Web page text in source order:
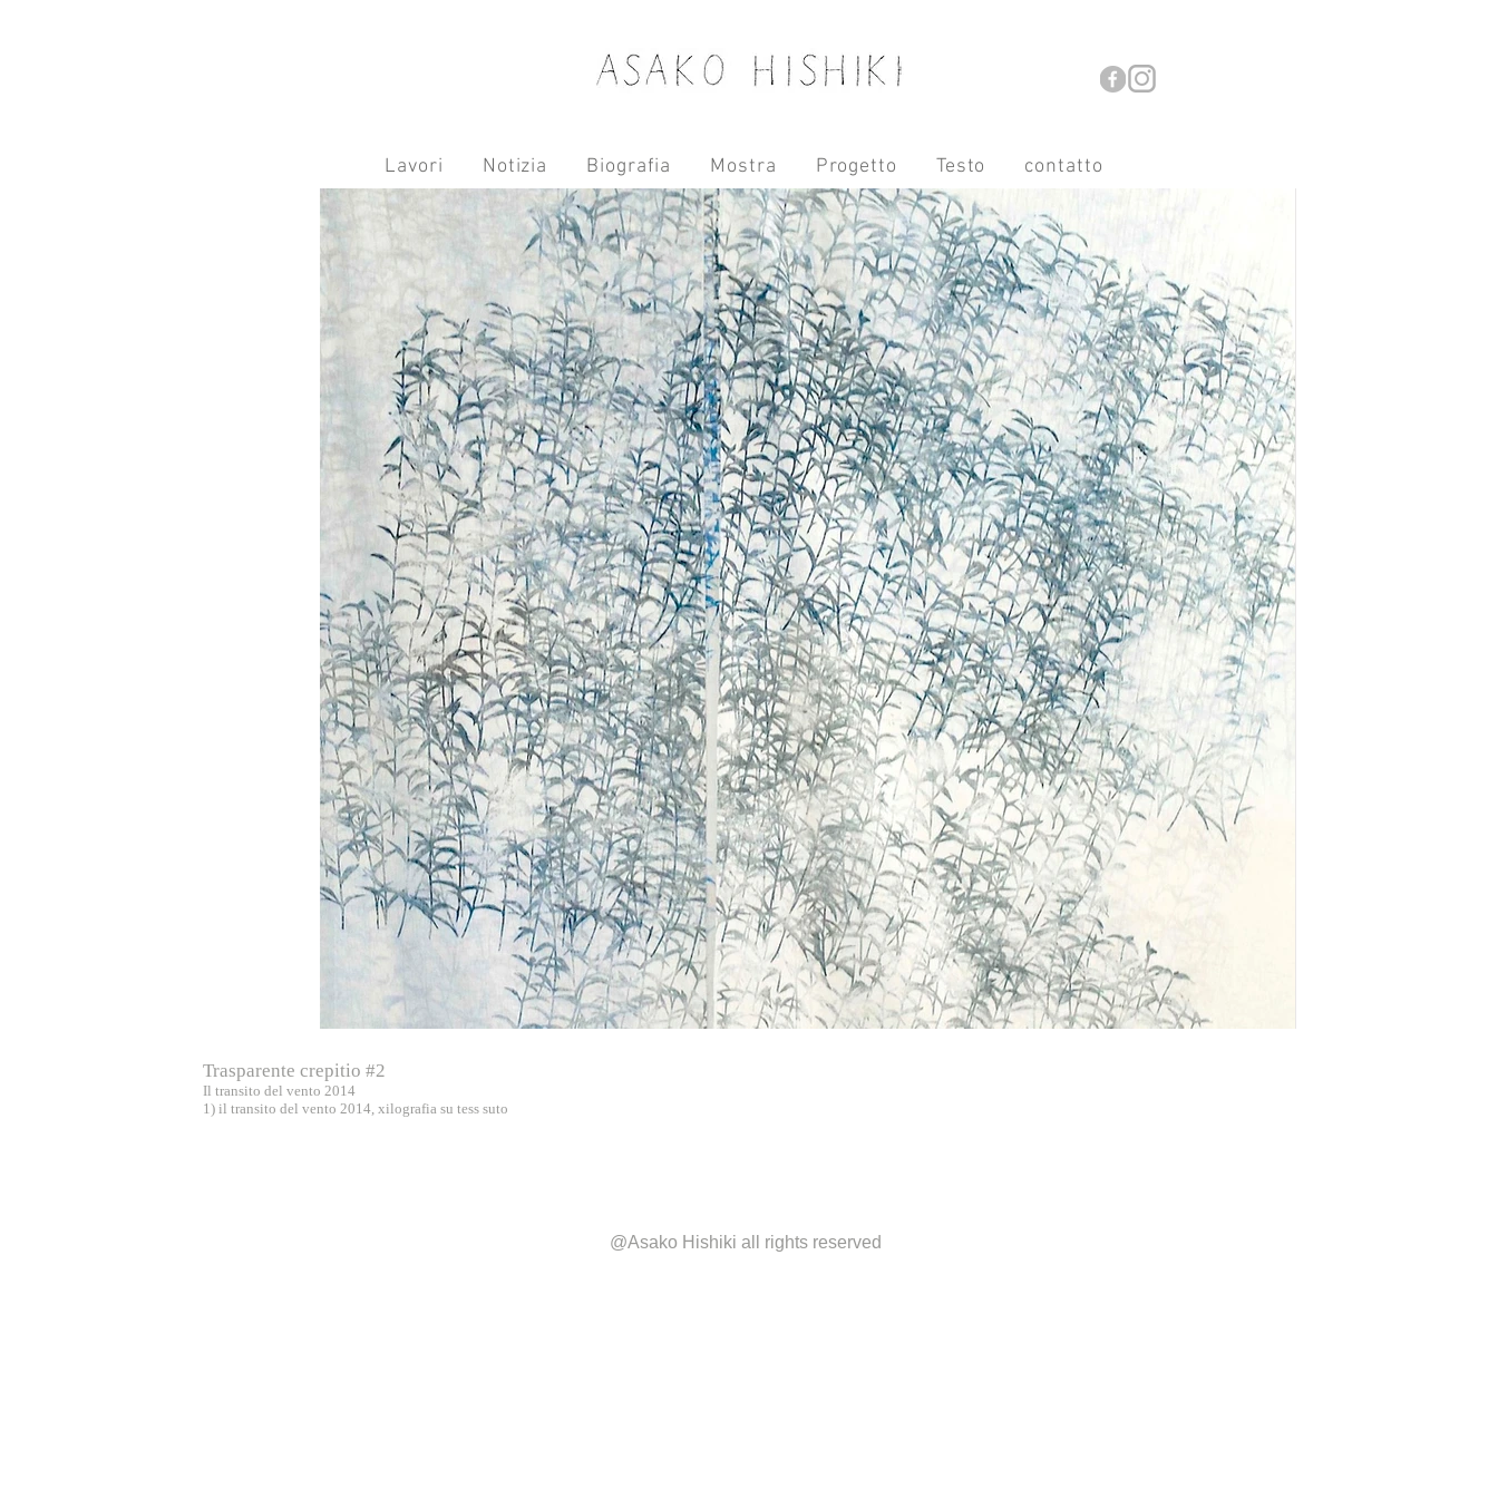
Lavori Notizia Biografia Mostra Progetto Testo contatto
Trasparente crepitio #2
Il transito del vento 2014
1) il transito del vento 2014, xilografia su tess suto
@Asako Hishiki all rights reserved